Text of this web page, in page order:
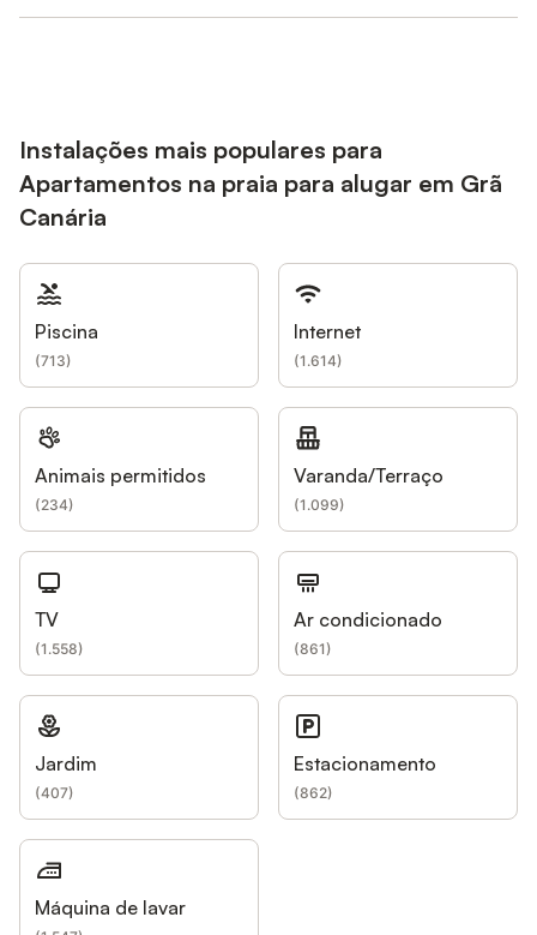
Instalações mais populares para
Apartamentos na praia para alugar em Grã
Canária
Piscina
(713)
Internet
(1.614)
Animais permitidos
(234)
Varanda/Terraço
(1.099)
TV
(1.558)
Ar condicionado
(861)
Jardim
(407)
Estacionamento
(862)
Máquina de lavar